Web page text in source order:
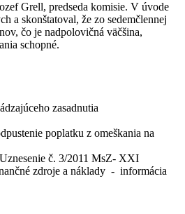
Grell, predseda komisie. V úvode
a skonštatoval, že zo sedemčlennej
čo je nadpolovičná väčšina,
schopné.
zasadnutia
poplatku z omeškania na
č. 3/2011 MsZ- XXI
zdroje a náklady - informácia